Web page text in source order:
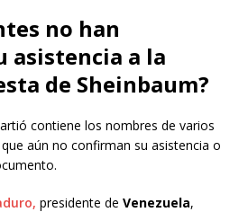
no han
asistencia a la
de Sheinbaum?
contiene los nombres de varios
aún no confirman su asistencia o
presidente de Venezuela,